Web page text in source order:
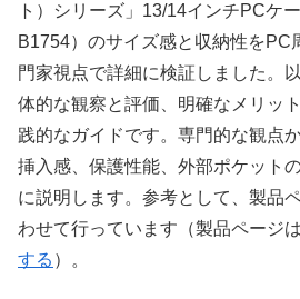
ト）シリーズ」13/14インチPCケ
B1754）のサイズ感と収納性をPC
門家視点で詳細に検証しました。
体的な観察と評価、明確なメリッ
践的なガイドです。専門的な観点
挿入感、保護性能、外部ポケット
に説明します。参考として、製品
わせて行っています（製品ページは
する ）。